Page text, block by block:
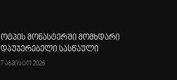
ოტპის მონასტერში მომხდარი
დაუჯერებელი სასწაული
7 აგვისტო 2026